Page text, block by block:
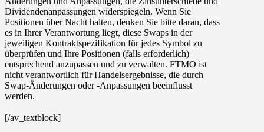
Dividendenanpassungen widerspiegeln. Wenn Sie
Positionen über Nacht halten, denken Sie bitte daran, dass
es in Ihrer Verantwortung liegt, diese Swaps in der
jeweiligen Kontraktspezifikation für jedes Symbol zu
überprüfen und Ihre Positionen (falls erforderlich)
entsprechend anzupassen und zu verwalten. FTMO ist
nicht verantwortlich für Handelsergebnisse, die durch
Swap-Änderungen oder -Anpassungen beeinflusst
werden.
[/av_textblock]